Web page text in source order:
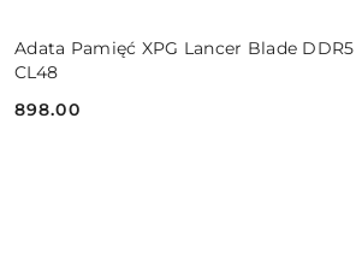
Adata Pamięć XPG Lancer Blade
CL48
Cena:
898.00